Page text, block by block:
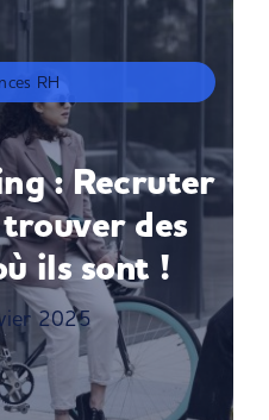
RH
: Recruter
des
ils sont !
2025